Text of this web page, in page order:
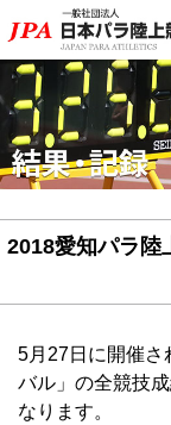
2018愛知パラ陸
5月27日に開催さ
バル」の全競技
なります。